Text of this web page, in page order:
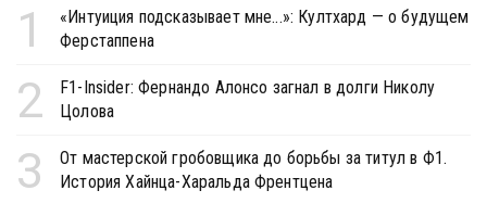
1
«Интуиция подсказывает мне...»: Култхард — о будущем
Ферстаппена
2
F1-Insider: Фернандо Алонсо загнал в долги Николу
Цолова
3
От мастерской гробовщика до борьбы за титул в Ф1.
История Хайнца-Харальда Френтцена